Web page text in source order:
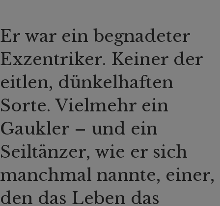
Er war ein begnadeter
Exzentriker. Keiner der
eitlen, dünkelhaften
Sorte. Vielmehr ein
Gaukler – und ein
Seiltänzer, wie er sich
manchmal nannte, einer,
den das Leben das